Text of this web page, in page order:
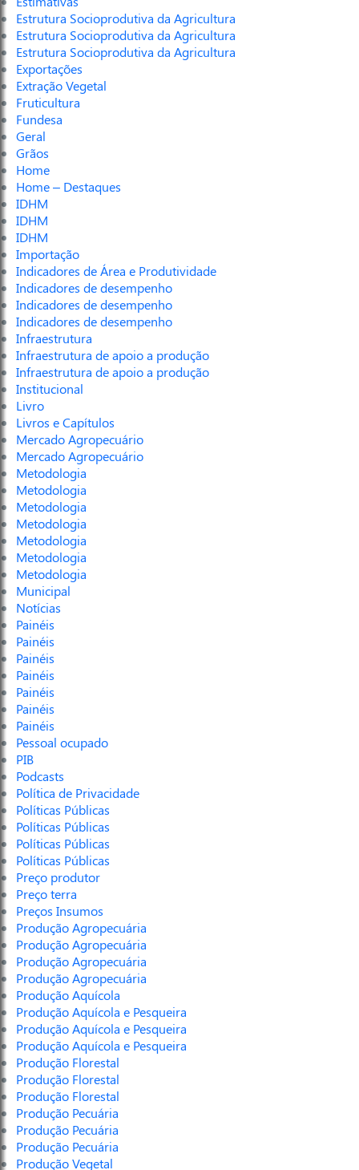
Estrutura Socioprodutiva da Agricultura
Estrutura Socioprodutiva da Agricultura
Estrutura Socioprodutiva da Agricultura
Exportações
Extração Vegetal
Fruticultura
Fundesa
Geral
Grãos
Home
Home – Destaques
IDHM
IDHM
IDHM
Importação
Indicadores de Área e Produtividade
Indicadores de desempenho
Indicadores de desempenho
Indicadores de desempenho
Infraestrutura
Infraestrutura de apoio a produção
Infraestrutura de apoio a produção
Institucional
Livro
Livros e Capítulos
Mercado Agropecuário
Mercado Agropecuário
Metodologia
Metodologia
Metodologia
Metodologia
Metodologia
Metodologia
Metodologia
Municipal
Notícias
Painéis
Painéis
Painéis
Painéis
Painéis
Painéis
Painéis
Pessoal ocupado
PIB
Podcasts
Política de Privacidade
Políticas Públicas
Políticas Públicas
Políticas Públicas
Políticas Públicas
Preço produtor
Preço terra
Preços Insumos
Produção Agropecuária
Produção Agropecuária
Produção Agropecuária
Produção Agropecuária
Produção Aquícola
Produção Aquícola e Pesqueira
Produção Aquícola e Pesqueira
Produção Aquícola e Pesqueira
Produção Florestal
Produção Florestal
Produção Florestal
Produção Pecuária
Produção Pecuária
Produção Pecuária
Produção Vegetal